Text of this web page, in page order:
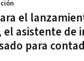
el
el asistente de
para